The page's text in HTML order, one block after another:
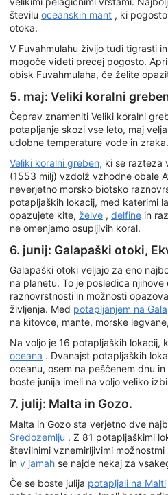
številu oceanskih mant , ki
otoka.
V Fuvahmulahu živijo tudi tigrasti
mogoče videti precej pogosto.
obisk Fuvahmulaha, če želite
5. maj: Veliki koralni
Čeprav znameniti Veliki koralni
potapljanje skozi vse leto, maj
udobne temperature vode in zraka.
Veliki koralni greben, ki se razteza
(1553 milj) vzdolž vzhodne obale
neverjetno morsko biotsko
potapljaških lokacij, med katerimi
opazujete kite, želve , delfine in
ne omenjamo osupljivih koral.
6. junij: Galapaški otoki,
Galapaški otoki veljajo za eno
na planetu. To je posledica
raznovrstnosti in možnosti
življenja. Med potapljanjem na
na kitovce, mante, morske
Na voljo je 16 potapljaških lokacij,
oceana . Dvanajst potapljaških
oceanu, osem na peščenem dnu
boste junija imeli na voljo veliko
7. julij: Malta in Gozo.
Malta in Gozo sta verjetno dve
Sredozemlju . Z 81 potapljaškimi
številnimi vznemirljivimi možnostmi
in v jamah se najde nekaj za
Če se boste julija potapljali na Malti